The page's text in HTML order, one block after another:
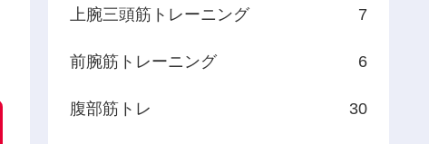
上腕三頭筋トレーニング 7
前腕筋トレーニング 6
腹部筋トレ 30